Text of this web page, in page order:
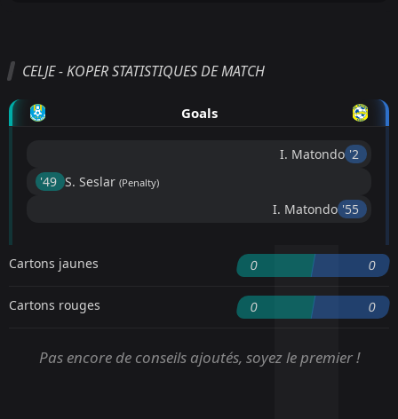
CELJE - KOPER STATISTIQUES DE MATCH
Goals
I. Matondo '2 ︎
'49 ︎ S. Seslar (Penalty)
I. Matondo '55 ︎
Cartons jaunes 0 0
Cartons rouges 0 0
Pas encore de conseils ajoutés, soyez le premier !